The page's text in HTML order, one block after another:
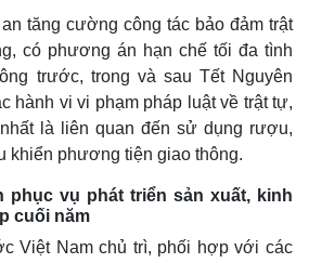
tăng cường công tác bảo đảm trật
có phương án hạn chế tối đa tình
trước, trong và sau Tết Nguyên
hành vi vi phạm pháp luật về trật tự,
là liên quan đến sử dụng rượu,
khiển phương tiện giao thông.
phục vụ phát triển sản xuất, kinh
cuối năm
Việt Nam chủ trì, phối hợp với các